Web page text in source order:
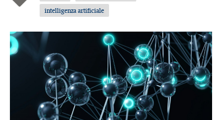
intelligenza artificiale